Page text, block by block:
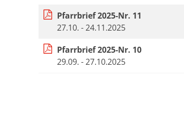
Pfarrbrief 2025-Nr. 11
27.10. - 24.11.2025
Pfarrbrief 2025-Nr. 10
29.09. - 27.10.2025